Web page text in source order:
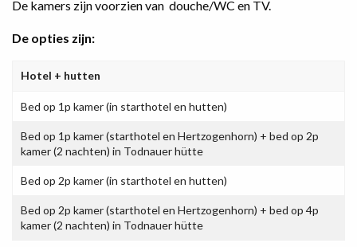
De kamers zijn voorzien van douche/WC en TV.
De opties zijn:
Hotel + hutten
Bed op 1p kamer (in starthotel en hutten)
Bed op 1p kamer (starthotel en Hertzogenhorn) + bed op 2p
kamer (2 nachten) in Todnauer hütte
Bed op 2p kamer (in starthotel en hutten)
Bed op 2p kamer (starthotel en Hertzogenhorn) + bed op 4p
kamer (2 nachten) in Todnauer hütte